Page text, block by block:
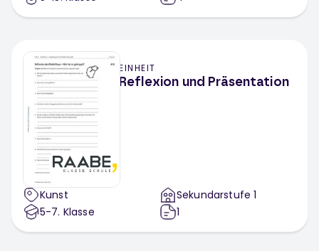
EINHEIT
Reflexion und Präsentation
Kunst
5-7. Klasse
Sekundarstufe 1
1